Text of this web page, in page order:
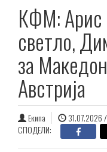
КФМ: Арис
светло,
за
Австрија
Екипа
31.07.2026
СПОДЕЛИ: